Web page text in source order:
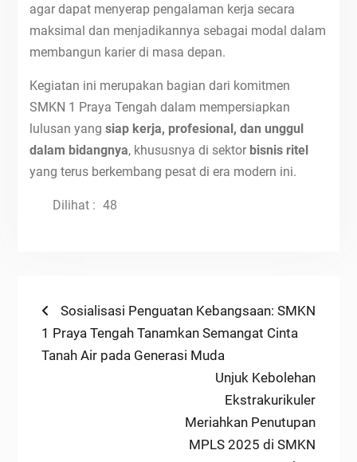
agar dapat menyerap pengalaman kerja secara
maksimal dan menjadikannya sebagai modal dalam
membangun karier di masa depan.
Kegiatan ini merupakan bagian dari komitmen
SMKN 1 Praya Tengah dalam mempersiapkan
lulusan yang siap kerja, profesional, dan unggul
dalam bidangnya, khususnya di sektor bisnis ritel
yang terus berkembang pesat di era modern ini.
Dilihat : 48
Post
navigation
Previous
post:
Sosialisasi Penguatan Kebangsaan: SMKN
1 Praya Tengah Tanamkan Semangat Cinta
Tanah Air pada Generasi Muda
Next
post:
Unjuk Kebolehan
Ekstrakurikuler
Meriahkan Penutupan
MPLS 2025 di SMKN